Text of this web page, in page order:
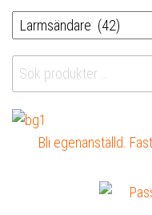
Sök
efter:
Bli egenanställd.